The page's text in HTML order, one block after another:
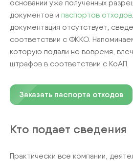
основании уже полученных
документов и паспортов отходов
документация отсутствует,
соответствии с ФККО.
которую подали не вовремя,
штрафов в соответствии с КоАП.
Заказать паспорта отходов
Кто подает сведения
Практически все компании,